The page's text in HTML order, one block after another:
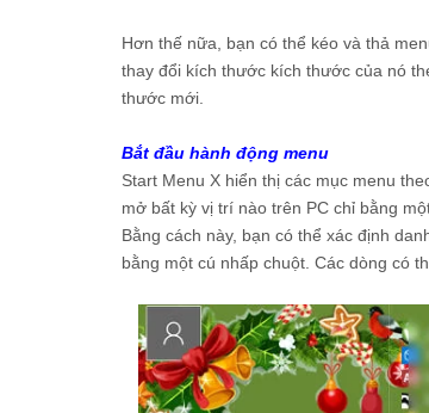
Hơn thế nữa, bạn có thể kéo và thả
thay đổi kích thước kích thước của nó
thước mới.
Bắt đầu hành động menu
Start Menu X hiển thị các mục menu
mở bất kỳ vị trí nào trên PC chỉ bằng
Bằng cách này, bạn có thể xác định
bằng một cú nhấp chuột. Các dòng có